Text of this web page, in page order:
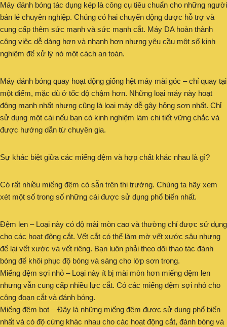
Máy đánh bóng tác dụng kép là công cụ tiêu chuẩn cho những người
bán lẻ chuyên nghiệp. Chúng có hai chuyển động được hỗ trợ và
cung cấp thêm sức mạnh và sức mạnh cắt. Máy DA hoàn thành
công việc dễ dàng hơn và nhanh hơn nhưng yêu cầu một số kinh
nghiệm để xử lý nó một cách an toàn.
Máy đánh bóng quay hoạt động giống hệt máy mài góc – chỉ quay tại
một điểm, mặc dù ở tốc độ chậm hơn. Những loại máy này hoạt
động mạnh nhất nhưng cũng là loại máy dễ gây hỏng sơn nhất. Chỉ
sử dụng một cái nếu bạn có kinh nghiệm làm chi tiết vững chắc và
được hướng dẫn từ chuyên gia.
Sự khác biệt giữa các miếng đệm và hợp chất khác nhau là gì?
Có rất nhiều miếng đệm có sẵn trên thị trường. Chúng ta hãy xem
xét một số trong số những cái được sử dụng phổ biến nhất.
Đệm len – Loại này có độ mài mòn cao và thường chỉ được sử dụng
cho các hoạt động cắt. Vết cắt có thể làm mờ vết xước sâu nhưng
để lại vết xước và vết riêng. Bạn luôn phải theo dõi thao tác đánh
bóng để khôi phục độ bóng và sáng cho lớp sơn trong.
Miếng đệm sợi nhỏ – Loại này ít bị mài mòn hơn miếng đệm len
nhưng vẫn cung cấp nhiều lực cắt. Có các miếng đệm sợi nhỏ cho
công đoạn cắt và đánh bóng.
Miếng đệm bọt – Đây là những miếng đệm được sử dụng phổ biến
nhất và có độ cứng khác nhau cho các hoạt động cắt, đánh bóng và